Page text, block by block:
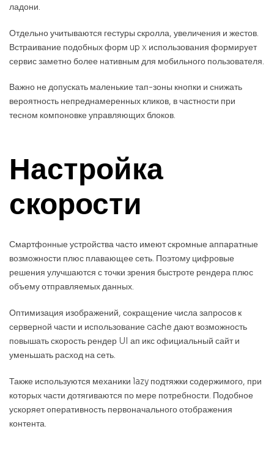
ладони.
Отдельно учитываются гестуры скролла, увеличения и жестов.
Встраивание подобных форм up x использования формирует
сервис заметно более нативным для мобильного пользователя.
Важно не допускать маленькие тап-зоны кнопки и снижать
вероятность непреднамеренных кликов, в частности при
тесном компоновке управляющих блоков.
Настройка
скорости
Смартфонные устройства часто имеют скромные аппаратные
возможности плюс плавающее сеть. Поэтому цифровые
решения улучшаются с точки зрения быстроте рендера плюс
объему отправляемых данных.
Оптимизация изображений, сокращение числа запросов к
серверной части и использование cache дают возможность
повышать скорость рендер UI ап икс официальный сайт и
уменьшать расход на сеть.
Также используются механики lazy подтяжки содержимого, при
которых части дотягиваются по мере потребности. Подобное
ускоряет оперативность первоначального отображения
контента.